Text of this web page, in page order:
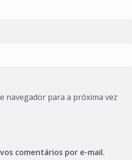
navegador para a próxima vez
comentários por e-mail.